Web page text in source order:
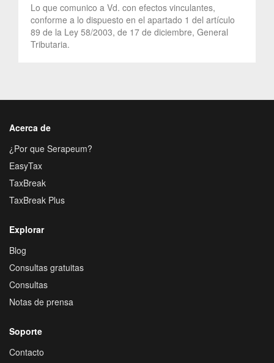
Lo que comunico a Vd. con efectos vinculantes,
conforme a lo dispuesto en el apartado 1 del artículo
89 de la Ley 58/2003, de 17 de diciembre, General
Tributaria.
Acerca de
¿Por que Serapeum?
EasyTax
TaxBreak
TaxBreak Plus
Explorar
Blog
Consultas gratuitas
Consultas
Notas de prensa
Soporte
Contacto